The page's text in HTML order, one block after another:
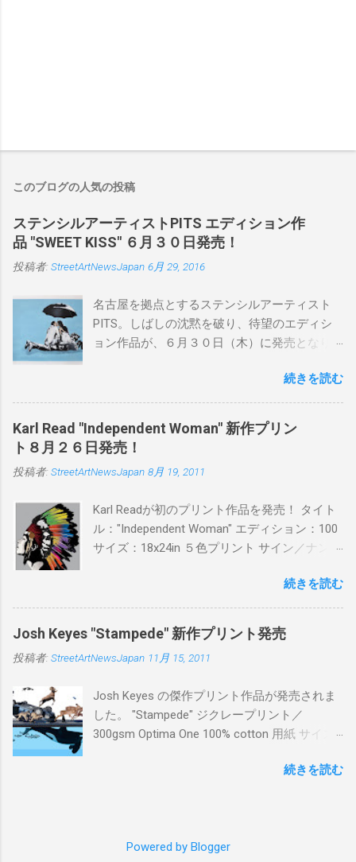
このブログの人気の投稿
ステンシルアーティストPITS エディション作
品 "SWEET KISS" ６月３０日発売！
投稿者: StreetArtNewsJapan 6月 29, 2016
名古屋を拠点とするステンシルアーティスト
PITS。しばしの沈黙を破り、待望のエディシ
ョン作品が、６月３０日（木）に発売となり
品に落とし込むスタイルは今作でも健在。(
PITSの過去記事はこちらから ) 発売日：6月30
日(木)19時 タイトル：SWEET KISS カラー：
BLUE/MINT GREEN/PINK/YELLOW エディショ
ン：各色５ サイズ：800mm × 550mm 価格：
¥16,000(¥17,280) 購入は、 こちら から
続きを読む
Karl Read "Independent Woman" 新作プリン
ト８月２６日発売！
投稿者: StreetArtNewsJapan 8月 19, 2011
Karl Readが初のプリント作品を発売！ タイト
ル："Independent Woman" エディション：100
サイズ：18x24in ５色プリント サイン／ナンバ
ドフィニッシュバージョン（エディション：
25）$125 購入は８月２６日に こちら から
続きを読む
Josh Keyes "Stampede" 新作プリント発売
投稿者: StreetArtNewsJapan 11月 15, 2011
Josh Keyes の傑作プリント作品が発売されま
した。 "Stampede" ジクレープリント／
300gsm Optima One 100% cotton 用紙 サイズ:
ィション：350 価格: $350 + 送料 購入は こち
続きを読む
Powered by Blogger